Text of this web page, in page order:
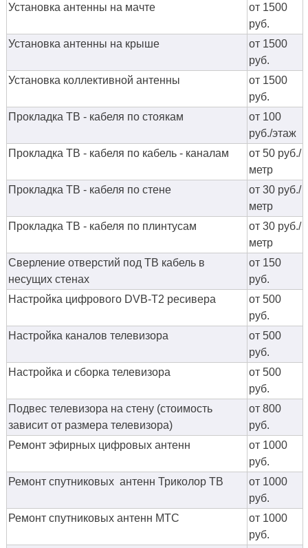
Установка антенны на мачте
от 1500
руб.
Установка антенны на крыше
от 1500
руб.
Установка коллективной антенны
от 1500
руб.
Прокладка ТВ - кабеля по стоякам
от 100
руб./этаж
Прокладка ТВ - кабеля по кабель - каналам
от 50 руб./
метр
Прокладка ТВ - кабеля по стене
от 30 руб./
метр
Прокладка ТВ - кабеля по плинтусам
от 30 руб./
метр
Сверление отверстий под ТВ кабель в
несущих стенах
от 150
руб.
Настройка цифрового DVB-T2 ресивера
от 500
руб.
Настройка каналов телевизора
от 500
руб.
Настройка и сборка телевизора
от 500
руб.
Подвес телевизора на стену (стоимость
зависит от размера телевизора)
от 800
руб.
Ремонт эфирных цифровых антенн
от 1000
руб.
Ремонт спутниковых антенн Триколор ТВ
от 1000
руб.
Ремонт спутниковых антенн МТС
от 1000
руб.